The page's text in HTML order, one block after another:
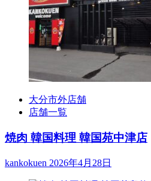
大分市外店舗
店舗一覧
焼肉 韓国料理 韓国苑中津店
kankokuen 2026年4月28日